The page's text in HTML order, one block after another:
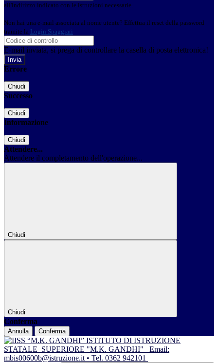
all'indirizzo indicato con le istruzioni necessarie.
Non hai una e-mail associata al nome utente? Effettua il reset della password
tramite la Login Spaggiari
E-mail inviata, si prega di controllare la casella di posta elettronica!
Errore
Chiudi
Successo
Chiudi
Informazione
Chiudi
Attendere...
Attendere il completamento dell'operazione...
Chiudi
Chiudi
Conferma
Annulla Conferma
ISTITUTO DI ISTRUZIONE
STATALE SUPERIORE "M.K. GANDHI"
Email:
mbis00600b@istruzione.it • Tel. 0362 942101